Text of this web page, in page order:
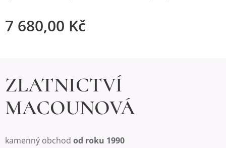
7 680,00 Kč
ZLATNICTVÍ
MACOUNOVÁ
kamenný obchod od roku 1990